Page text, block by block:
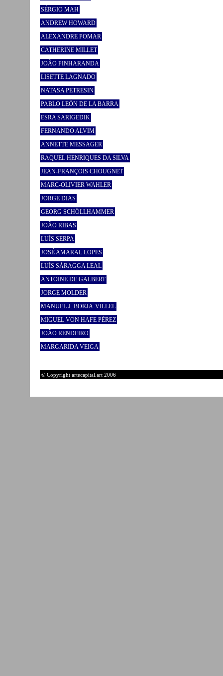
SÉRGIO MAH
ANDREW HOWARD
ALEXANDRE POMAR
CATHERINE MILLET
JOÃO PINHARANDA
LISETTE LAGNADO
NATASA PETRESIN
PABLO LEÓN DE LA BARRA
ESRA SARIGEDIK
FERNANDO ALVIM
ANNETTE MESSAGER
RAQUEL HENRIQUES DA SILVA
JEAN-FRANÇOIS CHOUGNET
MARC-OLIVIER WAHLER
JORGE DIAS
GEORG SCHÖLLHAMMER
JOÃO RIBAS
LUÍS SERPA
JOSÉ AMARAL LOPES
LUÍS SÁRAGGA LEAL
ANTOINE DE GALBERT
JORGE MOLDER
MANUEL J. BORJA-VILLEL
MIGUEL VON HAFE PÉREZ
JOÃO RENDEIRO
MARGARIDA VEIGA
© Copyright artecapital.art 2006